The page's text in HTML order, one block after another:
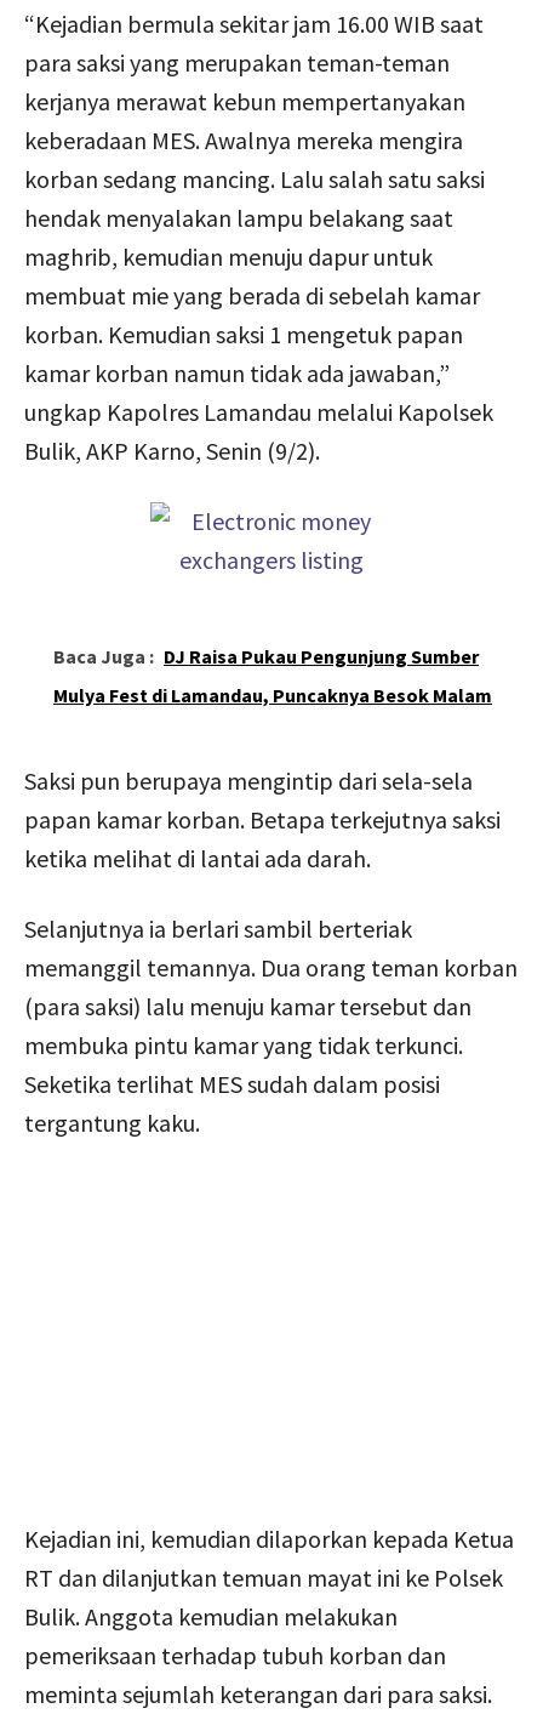
“Kejadian bermula sekitar jam 16.00 WIB saat
para saksi yang merupakan teman-teman
kerjanya merawat kebun mempertanyakan
keberadaan MES. Awalnya mereka mengira
korban sedang mancing. Lalu salah satu saksi
hendak menyalakan lampu belakang saat
maghrib, kemudian menuju dapur untuk
membuat mie yang berada di sebelah kamar
korban. Kemudian saksi 1 mengetuk papan
kamar korban namun tidak ada jawaban,”
ungkap Kapolres Lamandau melalui Kapolsek
Bulik, AKP Karno, Senin (9/2).
Baca Juga : DJ Raisa Pukau Pengunjung Sumber
Mulya Fest di Lamandau, Puncaknya Besok Malam
Saksi pun berupaya mengintip dari sela-sela
papan kamar korban. Betapa terkejutnya saksi
ketika melihat di lantai ada darah.
Selanjutnya ia berlari sambil berteriak
memanggil temannya. Dua orang teman korban
(para saksi) lalu menuju kamar tersebut dan
membuka pintu kamar yang tidak terkunci.
Seketika terlihat MES sudah dalam posisi
tergantung kaku.
Kejadian ini, kemudian dilaporkan kepada Ketua
RT dan dilanjutkan temuan mayat ini ke Polsek
Bulik. Anggota kemudian melakukan
pemeriksaan terhadap tubuh korban dan
meminta sejumlah keterangan dari para saksi.